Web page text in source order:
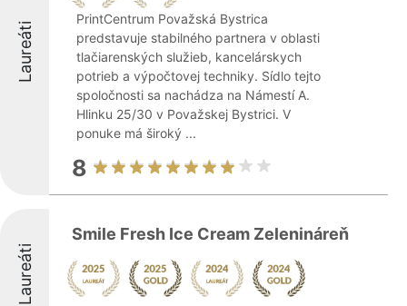
Laureáti
PrintCentrum Považská Bystrica
predstavuje stabilného partnera v oblasti
tlačiarenských služieb, kancelárskych
potrieb a výpočtovej techniky. Sídlo tejto
spoločnosti sa nachádza na Námestí A.
Hlinku 25/30 v Považskej Bystrici. V
ponuke má široký ...
8
Laureáti
Smile Fresh Ice Cream Zelenináreň